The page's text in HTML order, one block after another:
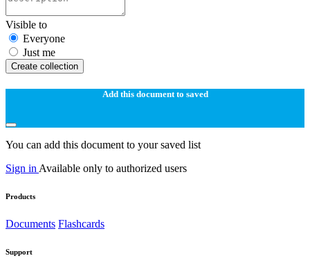
Visible to
Everyone
Just me
Create collection
Add this document to saved
You can add this document to your saved list
Sign in Available only to authorized users
Products
Documents Flashcards
Support